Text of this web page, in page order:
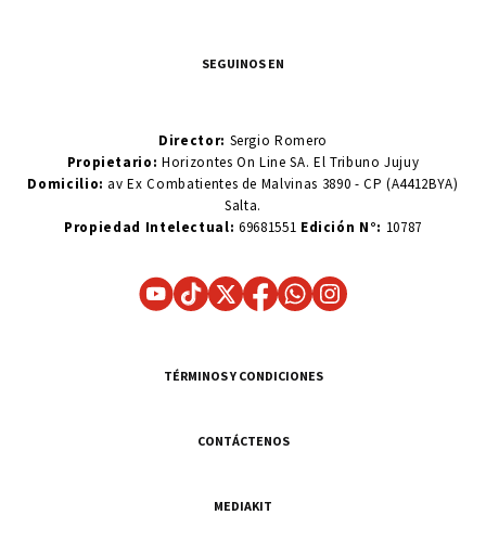
SEGUINOS EN
Director: Sergio Romero
Propietario:Horizontes On Line SA. El Tribuno Jujuy
Domicilio: av Ex Combatientes de Malvinas 3890 - CP (A4412BYA)
Salta.
Propiedad Intelectual: 69681551 Edición N°: 10787
TÉRMINOS Y CONDICIONES
CONTÁCTENOS
MEDIAKIT